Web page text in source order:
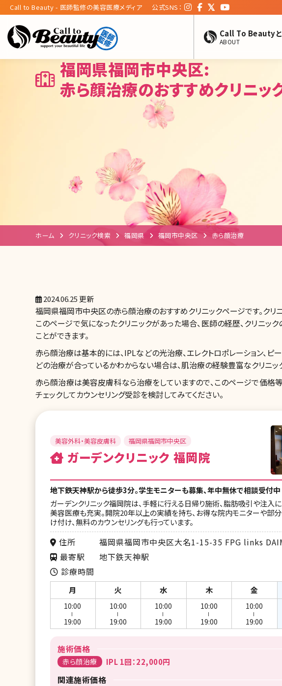
Call to Beauty - 医師監修の美容医療メディア 公式SNS：
Call To Beauty
ABOUT
福岡県福岡市中央区:
赤ら顔治療のおすすめクリニッ
ホーム クリニック検索 福岡県 福岡市中央区 赤ら顔治療
2024.06.25 更新
福岡県福岡市中央区の赤ら顔治療のおすすめクリニックページです。クリ
このページで気になったクリニックがあった場合、医師の経歴、クリニッ
ことができます。
赤ら顔治療は基本的には、IPLなどの光治療、エレクトロポレーション、ピ
どの治療が合っているかわからない場合は、肌治療の経験豊富なクリニッ
赤ら顔治療は美容皮膚科なら治療をしていますので、このページで価格
チェックしてカウンセリング受診を検討してみてください。
美容外科・美容皮膚科 福岡県福岡市中央区
ガーデンクリニック 福岡院
地下鉄天神駅から徒歩3分。学生モニターも募集、年中無休で相談受付中
ガーデンクリニック福岡院は、手軽に行える日帰り施術、脂肪吸引や注入
美容医療も充実。開院20年以上の実績を持ち、お得な院内モニターや部
け付け、無料のカウンセリングも行っています。
住所
福岡県福岡市中央区大名1-15-35 FPG links
最寄駅
地下鉄天神駅
診療時間
月 火 水 木 金
10:00
19:00
10:00
19:00
10:00
19:00
10:00
19:00
10:00
19:00
施術価格
赤ら顔治療 IPL 1回：22,000円
関連施術価格